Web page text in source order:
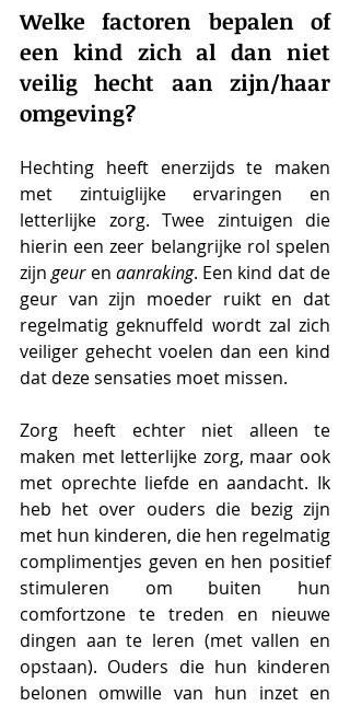
Welke factoren bepalen of
een kind zich al dan niet
veilig hecht aan zijn/haar
omgeving?
Hechting heeft enerzijds te maken
met zintuiglijke ervaringen en
letterlijke zorg. Twee zintuigen die
hierin een zeer belangrijke rol spelen
zijn geur en aanraking. Een kind dat de
geur van zijn moeder ruikt en dat
regelmatig geknuffeld wordt zal zich
veiliger gehecht voelen dan een kind
dat deze sensaties moet missen.
Zorg heeft echter niet alleen te
maken met letterlijke zorg, maar ook
met oprechte liefde en aandacht. Ik
heb het over ouders die bezig zijn
met hun kinderen, die hen regelmatig
complimentjes geven en hen positief
stimuleren om buiten hun
comfortzone te treden en nieuwe
dingen aan te leren (met vallen en
opstaan). Ouders die hun kinderen
belonen omwille van hun inzet en